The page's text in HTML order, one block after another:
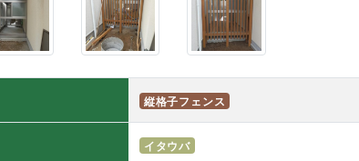
縦格子フェンス
イタウバ